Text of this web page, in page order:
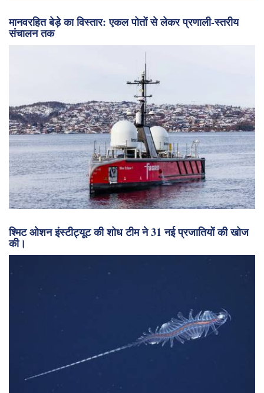
मानवरहित बेड़े का विस्तार: एकल पोतों से लेकर प्रणाली-स्तरीय
संचालन तक
श्मिट ओशन इंस्टीट्यूट की शोध टीम ने 31 नई प्रजातियों की खोज
की।